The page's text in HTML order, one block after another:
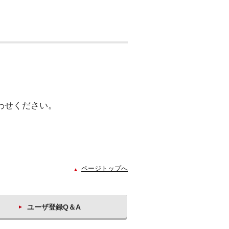
ください。
ページトップへ
ユーザ登録Q＆A